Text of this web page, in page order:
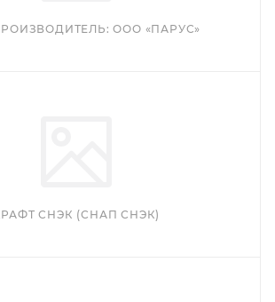
ООО «ПАРУС»
СНЭК (СНАП СНЭК)